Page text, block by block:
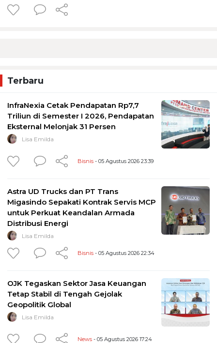
Terbaru
InfraNexia Cetak Pendapatan Rp7,7
Triliun di Semester I 2026, Pendapatan
Eksternal Melonjak 31 Persen
Lisa Emilda
Bisnis - 05 Agustus 2026 23:39
Astra UD Trucks dan PT Trans
Migasindo Sepakati Kontrak Servis MCP
untuk Perkuat Keandalan Armada
Distribusi Energi
Lisa Emilda
Bisnis - 05 Agustus 2026 22:34
OJK Tegaskan Sektor Jasa Keuangan
Tetap Stabil di Tengah Gejolak
Geopolitik Global
Lisa Emilda
News - 05 Agustus 2026 17:24